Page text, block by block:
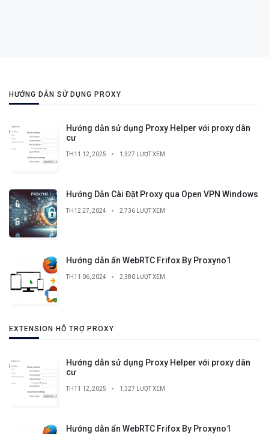
HƯỚNG DẪN SỬ DỤNG PROXY
Hướng dẫn sử dụng Proxy Helper với proxy dân
cư
TH11 12, 2025 1,327 LƯỢT XEM
Hướng Dẫn Cài Đặt Proxy qua Open VPN Windows
TH12 27, 2024 2,736 LƯỢT XEM
Hướng dẫn ẩn WebRTC Frifox By Proxyno1
TH11 06, 2024 2,380 LƯỢT XEM
EXTENSION HỖ TRỢ PROXY
Hướng dẫn sử dụng Proxy Helper với proxy dân
cư
TH11 12, 2025 1,327 LƯỢT XEM
Hướng dẫn ẩn WebRTC Frifox By Proxyno1